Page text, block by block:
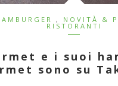
, NOVITÀ &
RISTORANTI
e i suoi
sono su